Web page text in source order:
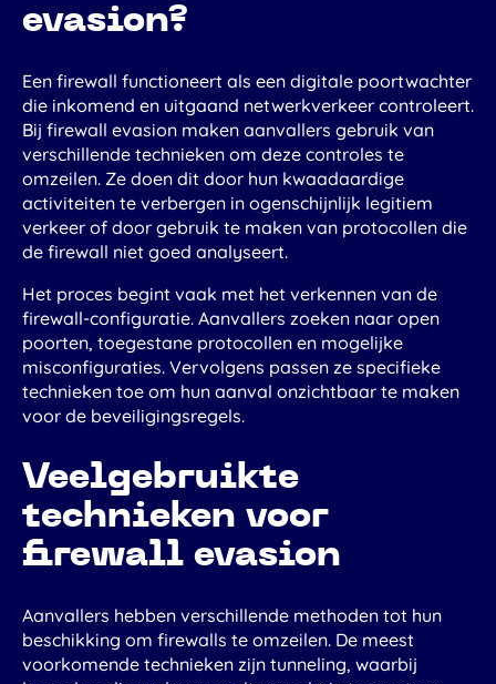
evasion?
Een firewall functioneert als een digitale poortwachter
die inkomend en uitgaand netwerkverkeer controleert.
Bij firewall evasion maken aanvallers gebruik van
verschillende technieken om deze controles te
omzeilen. Ze doen dit door hun kwaadaardige
activiteiten te verbergen in ogenschijnlijk legitiem
verkeer of door gebruik te maken van protocollen die
de firewall niet goed analyseert.
Het proces begint vaak met het verkennen van de
firewall-configuratie. Aanvallers zoeken naar open
poorten, toegestane protocollen en mogelijke
misconfiguraties. Vervolgens passen ze specifieke
technieken toe om hun aanval onzichtbaar te maken
voor de beveiligingsregels.
Veelgebruikte
technieken voor
firewall evasion
Aanvallers hebben verschillende methoden tot hun
beschikking om firewalls te omzeilen. De meest
voorkomende technieken zijn tunneling, waarbij